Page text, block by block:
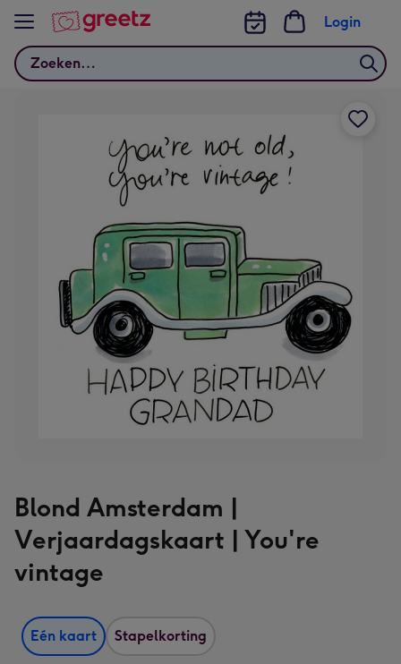
Bekijk meer
Zoeken
Login
Blond Amsterdam |
Verjaardagskaart | You're
vintage
Eén kaart Stapelkorting